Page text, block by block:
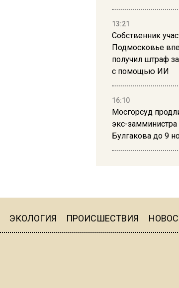
13:21
Собственник
Подмосковье
получил штраф
с помощью ИИ
16:10
Мосгорсуд
экс-
Булгакова до 9
16:19
ЭКОЛОГИЯ ПРОИСШЕСТВИЯ